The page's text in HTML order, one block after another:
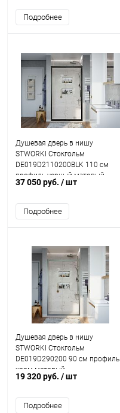
Подробнее
Душевая дверь в нишу
STWORKI Стокгольм
DE019D2110200BLK 110 см
профиль черный матовый
37 050 руб. / шт
Подробнее
Душевая дверь в нишу
STWORKI Стокгольм
DE019D290200 90 см профиль
хром матовый
19 320 руб. / шт
Подробнее